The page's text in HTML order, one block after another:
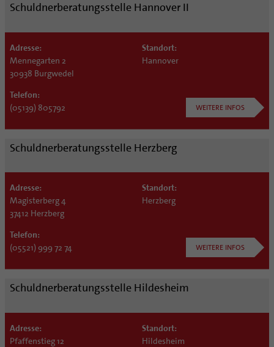
Schuldnerberatungsstelle Hannover II
Adresse:
Mennegarten 2
30938 Burgwedel
Telefon:
(05139) 805792
Standort:
Hannover
WEITERE INFOS
Schuldnerberatungsstelle Herzberg
Adresse:
Magisterberg 4
37412 Herzberg
Telefon:
(05521) 999 72 74
Standort:
Herzberg
WEITERE INFOS
Schuldnerberatungsstelle Hildesheim
Adresse:
Pfaffenstieg 12
Standort:
Hildesheim